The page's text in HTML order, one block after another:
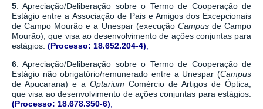
5 . Apreciação/Deliberação sobre o Termo de Cooperação de
Estágio entre a Associação de Pais e Amigos dos Excepcionais
de Campo Mourão e a Unespar (execução Campusde Campo
Mourão), que visa ao desenvolvimento de ações conjuntas para
estágios. (Processo: 18.652.204-4);
6 . Apreciação/Deliberação sobre o Termo de Cooperação de
Estágio não obrigatório/remunerado entre a Unespar (Campus
de Apucarana) e a Optarium Comércio de Artigos de Óptica,
que visa ao desenvolvimento de ações conjuntas para estágios.
(Processo: 18.678.350-6);